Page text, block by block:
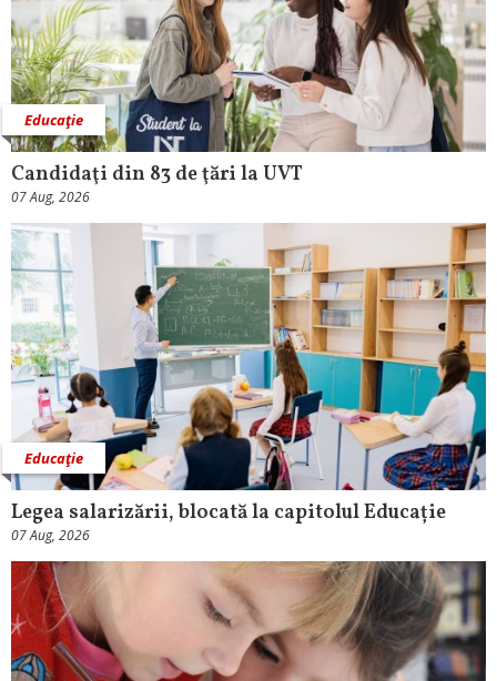
Educaţie
Candidaţi din 83 de ţări la UVT
07 Aug, 2026
Educaţie
Legea salarizării, blocată la capitolul Educație
07 Aug, 2026